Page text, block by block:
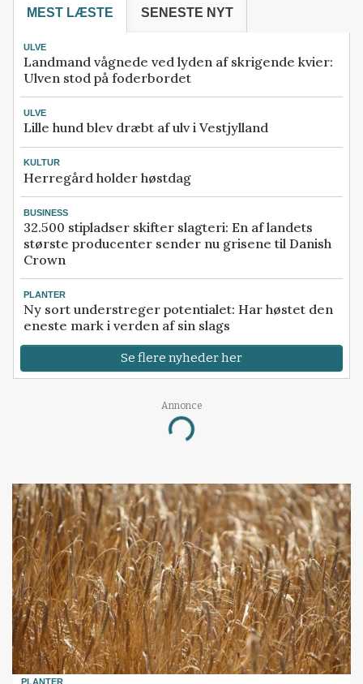
MEST LÆSTE SENESTE NYT
ULVE
Landmand vågnede ved lyden af skrigende kvier:
Ulven stod på foderbordet
ULVE
Lille hund blev dræbt af ulv i Vestjylland
KULTUR
Herregård holder høstdag
BUSINESS
32.500 stipladser skifter slagteri: En af landets
største producenter sender nu grisene til Danish
Crown
PLANTER
Ny sort understreger potentialet: Har høstet den
eneste mark i verden af sin slags
Se flere nyheder her
Annonce
Loading...
PLANTER